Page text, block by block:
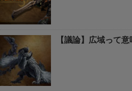
【議論】広域って